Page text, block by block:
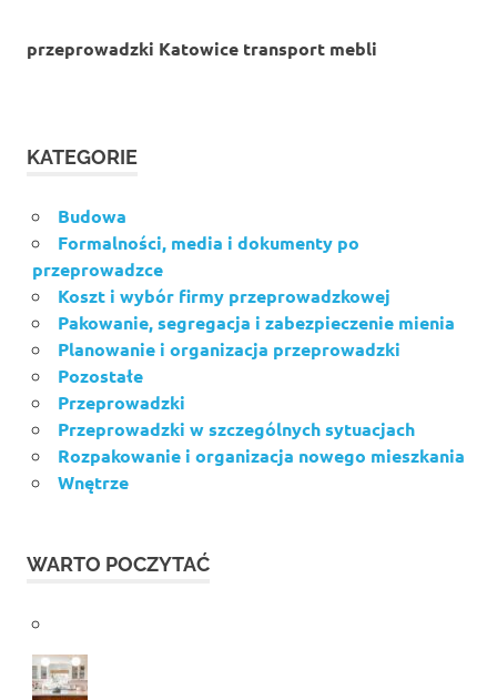
przeprowadzki Katowice transport mebli
KATEGORIE
Budowa
Formalności, media i dokumenty po
przeprowadzce
Koszt i wybór firmy przeprowadzkowej
Pakowanie, segregacja i zabezpieczenie mienia
Planowanie i organizacja przeprowadzki
Pozostałe
Przeprowadzki
Przeprowadzki w szczególnych sytuacjach
Rozpakowanie i organizacja nowego mieszkania
Wnętrze
WARTO POCZYTAĆ